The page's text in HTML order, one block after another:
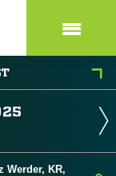
Werder, KR,